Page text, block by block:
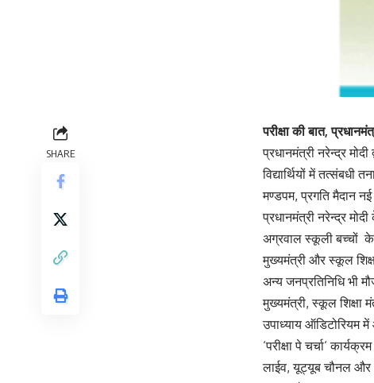
SHARE
परीक्षा की बात,
प्रधानमंत्री नरेन्द्र
विद्यार्थियों में तत्संबधी
मण्डपम, प्रगति मैदान
प्रधानमंत्री नरेन्द्र
अग्रवाल स्कूली बच्चों
मुख्यमंत्री और स्कूल
अन्य जनप्रतिनिधि भी
मुख्यमंत्री, स्कूल शिक्षा
उपाध्याय ऑडिटोरियम
‘परीक्षा पे चर्चा‘
लाईव, यूट्यूब चौनल और